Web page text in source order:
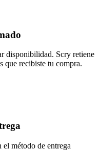
disponibilidad. Scry retiene
que recibiste tu compra.
método de entrega